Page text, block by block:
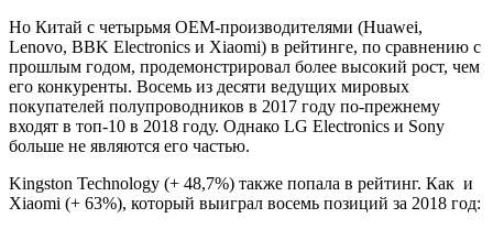
Но Китай с четырьмя OEM-производителями (Huawei,
Lenovo, BBK Electronics и Xiaomi) в рейтинге, по сравнению с
прошлым годом, продемонстрировал более высокий рост, чем
его конкуренты. Восемь из десяти ведущих мировых
покупателей полупроводников в 2017 году по-прежнему
входят в топ-10 в 2018 году. Однако LG Electronics и Sony
больше не являются его частью.
Kingston Technology (+ 48,7%) также попала в рейтинг. Как и
Xiaomi (+ 63%), который выиграл восемь позиций за 2018 год: